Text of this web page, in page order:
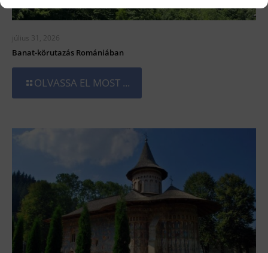
július 31, 2026
Banat-körutazás Romániában
OLVASSA EL MOST ...